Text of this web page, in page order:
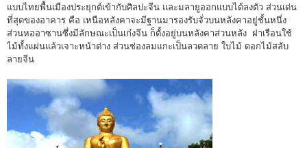
แบบไทยพื้นเมืองประยุกต์เข้ากับศิลปะจีน และมลายูออกแบบได้ลงตัว ส่วนเด่น
ที่สุดของอาคาร คือ เหนือหลังคาจะมีฐานมารองรับจั่วบนหลังคาอยู่ชั้นหนึ่ง
ส่วนหออาซานซึ่งมีลักษณะเป็นเก๋งจีน ก็ตั้งอยู่บนหลังคาส่วนหลัง ฝาเรือนใช้
ไม้ทั้งแผ่นแล้วเจาะหน้าต่าง ส่วนช่องลมแกะเป็นลวดลาย ใบไม้ ดอกไม้สลับ
ลายจีน